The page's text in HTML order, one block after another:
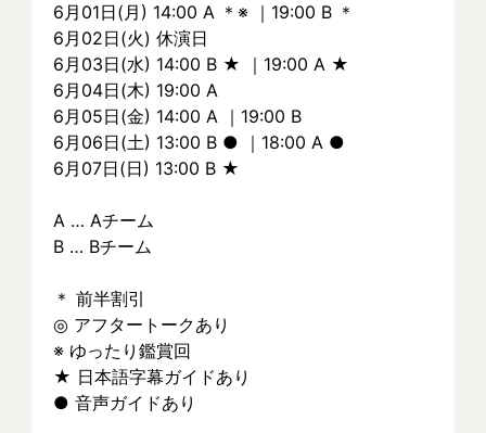
6月01日(月) 14:00 A ＊※ ｜19:00 B ＊
6月02日(火) 休演日
6月03日(水) 14:00 B ★ ｜19:00 A ★
6月04日(木) 19:00 A
6月05日(金) 14:00 A ｜19:00 B
6月06日(土) 13:00 B ● ｜18:00 A ●
6月07日(日) 13:00 B ★
A … Aチーム
B … Bチーム
＊ 前半割引
◎ アフタートークあり
※ ゆったり鑑賞回
★ 日本語字幕ガイドあり
● 音声ガイドあり